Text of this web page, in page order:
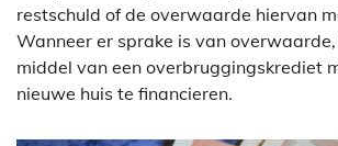
restschuld of de overwaarde hiervan
Wanneer er sprake is van
middel van een overbruggingskrediet
nieuwe huis te financieren.